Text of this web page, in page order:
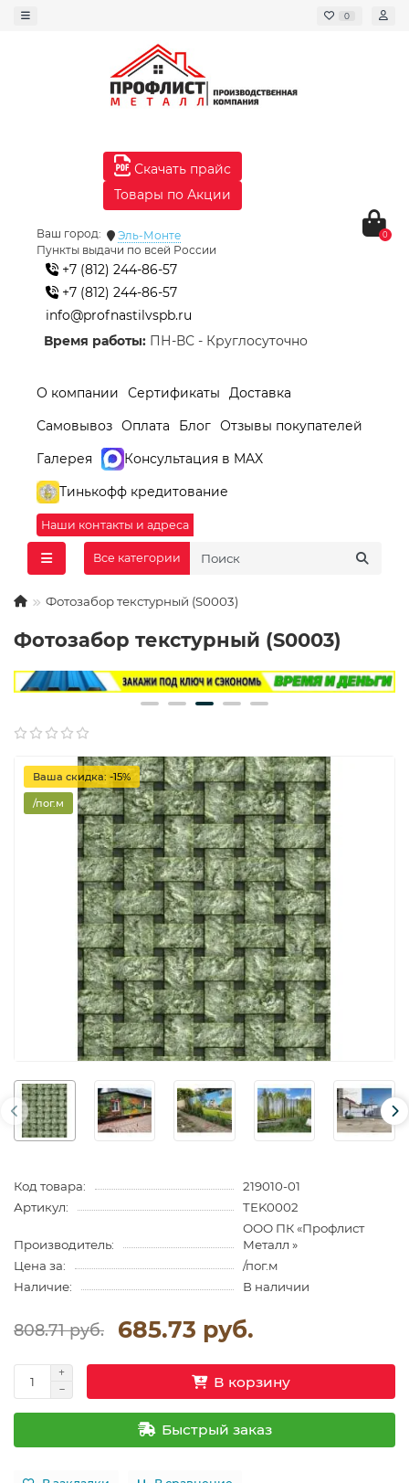
0
Скачать прайс
Товары по Акции
Ваш город:
Эль-Монте
Пункты выдачи по всей России
+7 (812) 244-86-57
+7 (812) 244-86-57
info@profnastilvspb.ru
Время работы: ПН-ВС - Круглосуточно
0
О компании Сертификаты
Доставка
Самовывоз Оплата Блог Отзывы покупателей
Галерея
Консультация в MAX
Тинькофф кредитование
Наши контакты и адреса
Все категории
Фотозабор текстурный (S0003)
Фотозабор текстурный (S0003)
Ваша скидка: -15%
/пог.м
Код товара:
219010-01
Артикул:
TEK0002
Производитель:
ООО ПК «Профлист
Металл »
Цена за:
/пог.м
Наличие:
В наличии
808.71 руб. 685.73 руб.
В корзину
Быстрый заказ